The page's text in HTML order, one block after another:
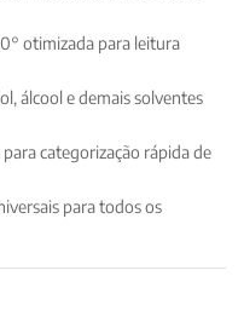
otimizada para leitura
álcool e demais solventes
para categorização rápida de
para todos os